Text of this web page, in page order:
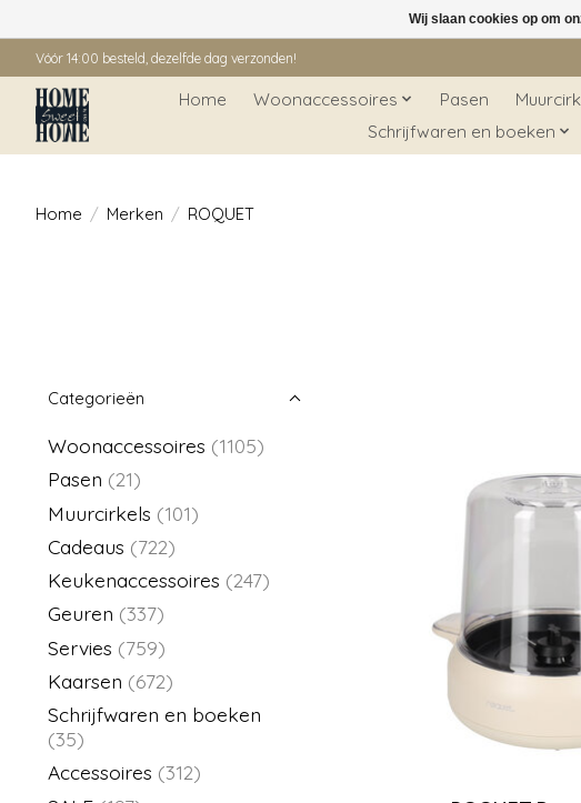
Vóór 14:00 besteld, dezelfde dag verzonden!
Home Woonaccessoires Pasen
Schrijfwaren en boeken
Home / Merken / ROQUET
Categorieën
Woonaccessoires (1105)
Pasen (21)
Muurcirkels (101)
Cadeaus (722)
Keukenaccessoires (247)
Geuren (337)
Servies (759)
Kaarsen (672)
Schrijfwaren en boeken
(35)
Accessoires (312)
Wij slaan cookies op om